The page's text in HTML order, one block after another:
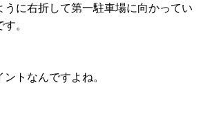
うに右折して第一駐車場に向かってい
。
トなんですよね。